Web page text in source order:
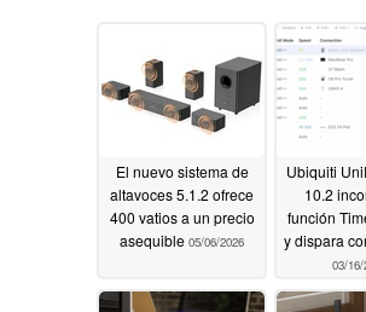
El nuevo sistema de
altavoces 5.1.2 ofrece
400 vatios a un precio
asequible 05/06/2026
Ubiquiti
10.2
función
y dispara
03/16/